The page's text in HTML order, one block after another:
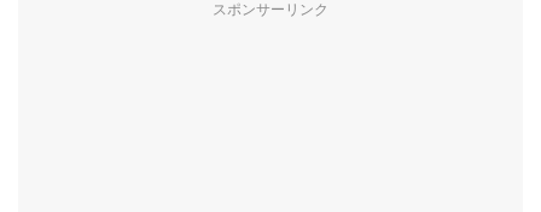
スポンサーリンク